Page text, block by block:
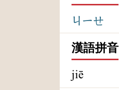
ㄐㄧㄝ
漢語拼音
jiē